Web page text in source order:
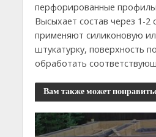
перфорированные
Высыхает состав через 1-2
применяют силиконовую
штукатурку, поверхность
обработать
Вам также может